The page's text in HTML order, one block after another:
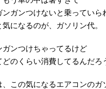
ガンつけないと乗っていら
になるのが、ガソリン代。
ガンつけちゃってるけど
のくらい消費してるんだろ
この気になるエアコンのガ